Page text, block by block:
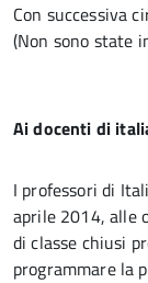
Con successiva
(Non sono state
Ai docenti di
I professori di
aprile 2014, alle
di classe chiusi
programmare la